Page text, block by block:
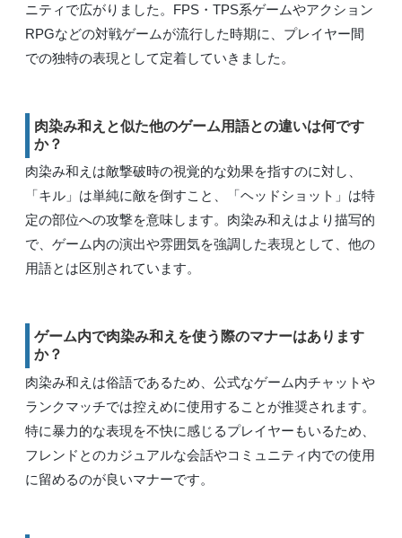
ニティで広がりました。FPS・TPS系ゲームやアクション
RPGなどの対戦ゲームが流行した時期に、プレイヤー間
での独特の表現として定着していきました。
肉染み和えと似た他のゲーム用語との違いは何です
か？
肉染み和えは敵撃破時の視覚的な効果を指すのに対し、
「キル」は単純に敵を倒すこと、「ヘッドショット」は特
定の部位への攻撃を意味します。肉染み和えはより描写的
で、ゲーム内の演出や雰囲気を強調した表現として、他の
用語とは区別されています。
ゲーム内で肉染み和えを使う際のマナーはあります
か？
肉染み和えは俗語であるため、公式なゲーム内チャットや
ランクマッチでは控えめに使用することが推奨されます。
特に暴力的な表現を不快に感じるプレイヤーもいるため、
フレンドとのカジュアルな会話やコミュニティ内での使用
に留めるのが良いマナーです。